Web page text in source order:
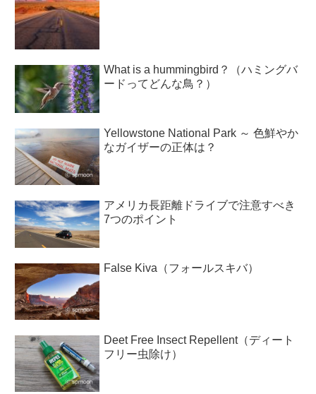
What is a hummingbird？（ハミングバ
ードってどんな鳥？）
Yellowstone National Park ～ 色鮮やか
なガイザーの正体は？
アメリカ長距離ドライブで注意すべき
7つのポイント
False Kiva（フォールスキバ）
Deet Free Insect Repellent（ディート
フリー虫除け）